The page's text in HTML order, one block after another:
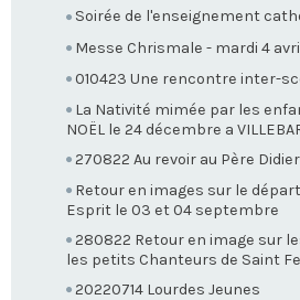
Soirée de l'enseignement
Messe Chrismale - mardi 4
010423 Une rencontre inter-
La Nativité mimée par les
NOËL le 24 décembre a
270822 Au revoir au Père Didier
Retour en images sur le
Esprit le 03 et 04 septembre
280822 Retour en image sur
les petits Chanteurs de Saint
20220714 Lourdes Jeunes